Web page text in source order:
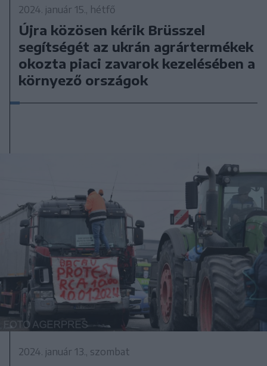
2024. január 15., hétfő
Újra közösen kérik Brüsszel
segítségét az ukrán agrártermékek
okozta piaci zavarok kezelésében a
környező országok
2024. január 13., szombat